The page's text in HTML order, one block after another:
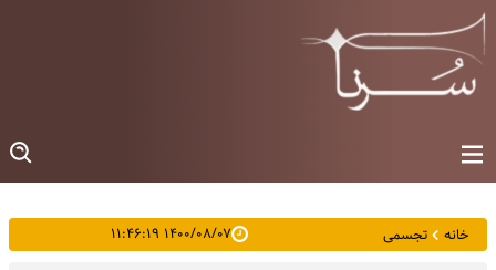
خانه تجسمی ۱۴۰۰/۰۸/۰۷ ۱۱:۴۶:۱۹